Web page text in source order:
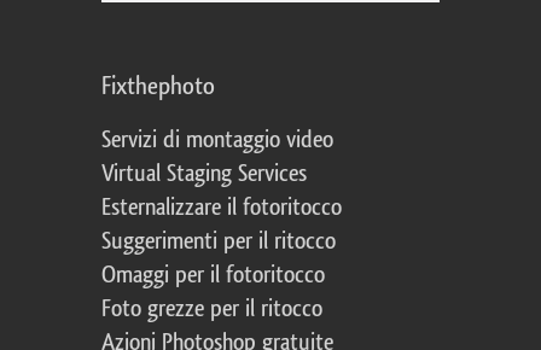
Fixthephoto
Servizi di montaggio video
Virtual Staging Services
Esternalizzare il fotoritocco
Suggerimenti per il ritocco
Omaggi per il fotoritocco
Foto grezze per il ritocco
Azioni Photoshop gratuite